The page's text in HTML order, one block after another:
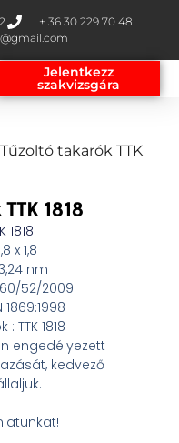
+ 36 30 229 70 48
Jelentkezz
szakvizsgára
takarók TTK
1818
1818
x 1,8
nm
52/2009
1869:1998
TTK 1818
engedélyezett
kedvező